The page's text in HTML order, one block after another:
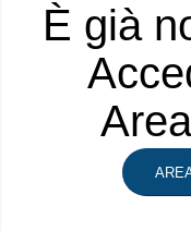
È già